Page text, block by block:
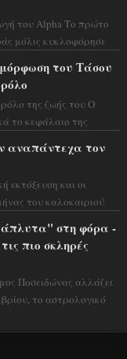
του Alpha Το πρώτο
μόλις κυκλοφόρησε
του Τάσου
της ζωής του Ο
το κεφάλαιο της
αναπάντεχα τον
εκτόξευση και οι
του καλοκαιριού
στη φόρα -
πιο σκληρές
Ποσειδώνας αλλάζει
το αστρολογικό